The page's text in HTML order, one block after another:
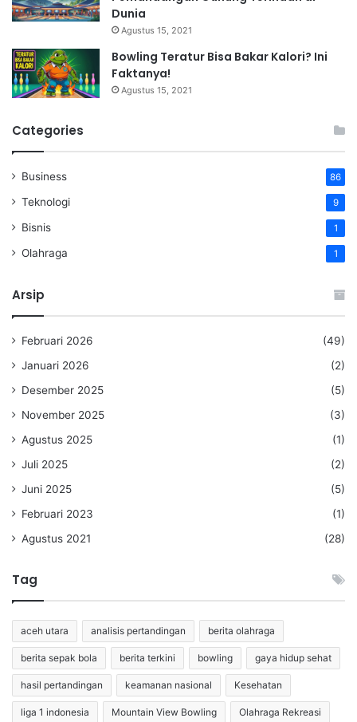
Dunia
Agustus 15, 2021
Bowling Teratur Bisa Bakar Kalori? Ini
Faktanya!
Agustus 15, 2021
Categories
Business 86
Teknologi 9
Bisnis 1
Olahraga 1
Arsip
Februari 2026
(49)
Januari 2026
(2)
Desember 2025
(5)
November 2025
(3)
Agustus 2025
(1)
Juli 2025
(2)
Juni 2025
(5)
Februari 2023
(1)
Agustus 2021
(28)
Tag
aceh utara analisis pertandingan berita olahraga
berita sepak bola berita terkini bowling gaya hidup sehat
hasil pertandingan keamanan nasional Kesehatan
liga 1 indonesia Mountain View Bowling Olahraga Rekreasi